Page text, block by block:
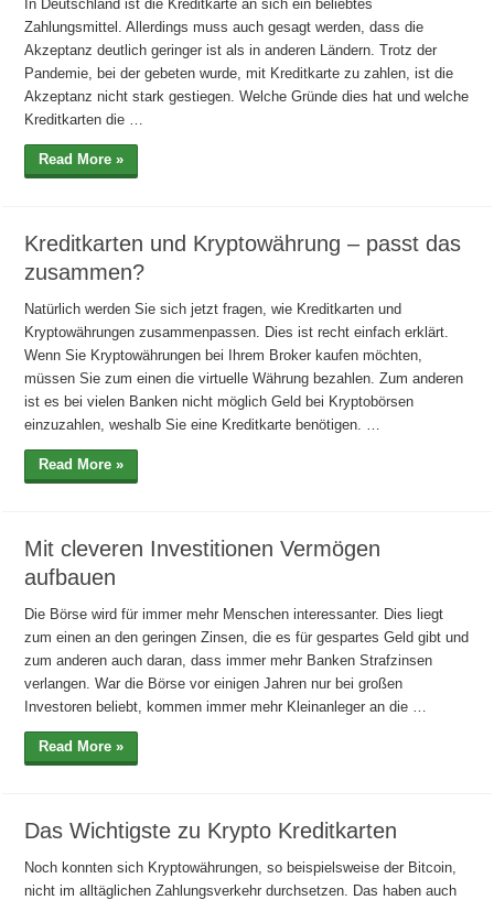
In Deutschland ist die Kreditkarte an sich ein beliebtes
Zahlungsmittel. Allerdings muss auch gesagt werden, dass die
Akzeptanz deutlich geringer ist als in anderen Ländern. Trotz der
Pandemie, bei der gebeten wurde, mit Kreditkarte zu zahlen, ist die
Akzeptanz nicht stark gestiegen. Welche Gründe dies hat und welche
Kreditkarten die …
Read More »
Kreditkarten und Kryptowährung – passt das
zusammen?
Natürlich werden Sie sich jetzt fragen, wie Kreditkarten und
Kryptowährungen zusammenpassen. Dies ist recht einfach erklärt.
Wenn Sie Kryptowährungen bei Ihrem Broker kaufen möchten,
müssen Sie zum einen die virtuelle Währung bezahlen. Zum anderen
ist es bei vielen Banken nicht möglich Geld bei Kryptobörsen
einzuzahlen, weshalb Sie eine Kreditkarte benötigen. …
Read More »
Mit cleveren Investitionen Vermögen
aufbauen
Die Börse wird für immer mehr Menschen interessanter. Dies liegt
zum einen an den geringen Zinsen, die es für gespartes Geld gibt und
zum anderen auch daran, dass immer mehr Banken Strafzinsen
verlangen. War die Börse vor einigen Jahren nur bei großen
Investoren beliebt, kommen immer mehr Kleinanleger an die …
Read More »
Das Wichtigste zu Krypto Kreditkarten
Noch konnten sich Kryptowährungen, so beispielsweise der Bitcoin,
nicht im alltäglichen Zahlungsverkehr durchsetzen. Das haben auch